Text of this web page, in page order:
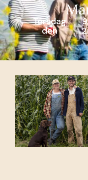
Torsdag
den